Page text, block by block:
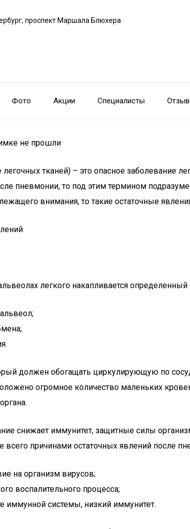
проспект Маршала Блюхера
Фото Акции Специалисты
не прошли
тканей) – это опасное заболевание
пневмонии, то под этим термином
внимания, то такие остаточные
легкого накапливается
должен обогащать циркулирующую по
огромное количество маленьких
снижает иммунитет, защитные силы
всего причинами остаточных явлений после
на организм вирусов;
воспалительного процесса;
иммунной системы, низкий иммунитет.